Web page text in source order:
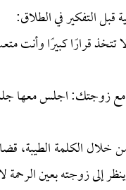
التفكير في الطلاق:
تتخذ قرارًا كبيرًا
زوجتك: اجلس معها
خلال الكلمة الطيبة،
إلى زوجته بعين الرحمة